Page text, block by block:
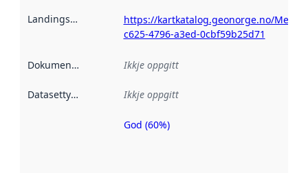
Landingsside
https://kartkatalog.geonorge.no/
c625-4796-a3ed-0cbf59b25d71
Dokumentasjon Ikkje oppgitt
Datasettype Ikkje oppgitt
Metadatakvalitet
God (60%)